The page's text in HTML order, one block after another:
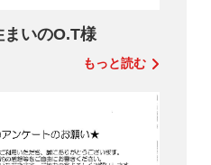
いのO.T様
もっと読む